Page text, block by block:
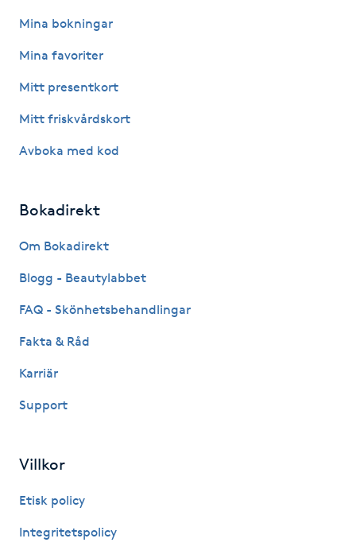
LPG-massage
Lymfmassage
M
Makeup
Massage
Mina bokningar
Mina favoriter
Mitt presentkort
Mitt friskvårdskort
Avboka med kod
Bokadirekt
Om Bokadirekt
Blogg - Beautylabbet
FAQ - Skönhetsbehandlingar
Fakta & Råd
Karriär
Support
Villkor
Etisk policy
Integritetspolicy